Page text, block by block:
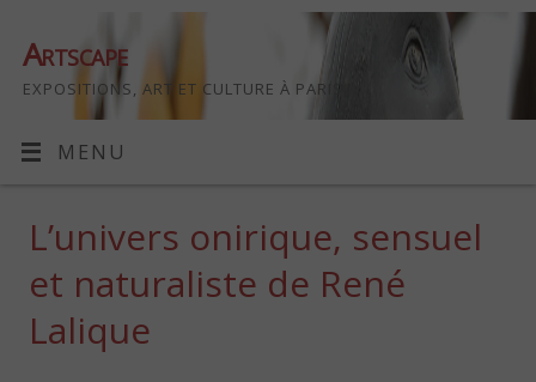
Artscape
EXPOSITIONS, ART ET CULTURE À PARIS
MENU
L’univers onirique, sensuel
et naturaliste de René
Lalique